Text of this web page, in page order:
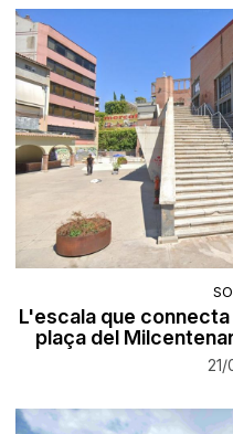
L'escala que
plaça del